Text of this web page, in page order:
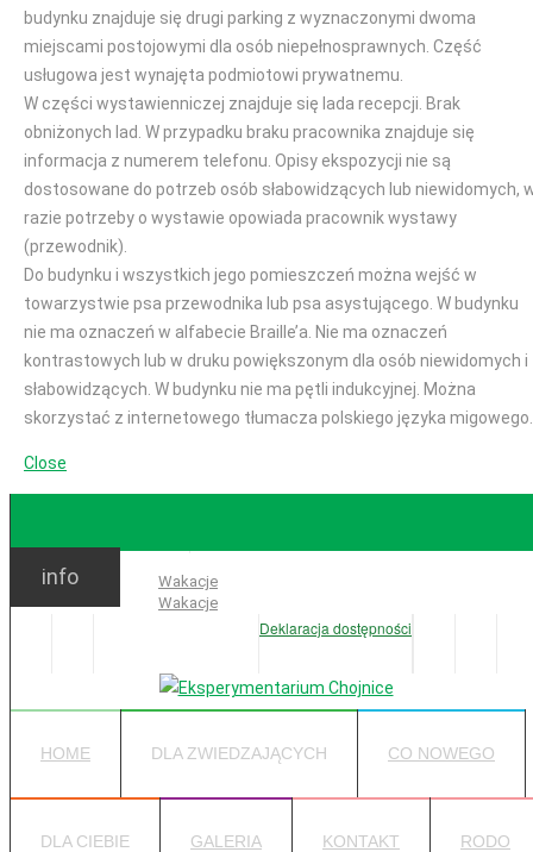
budynku znajduje się drugi parking z wyznaczonymi dwoma
miejscami postojowymi dla osób niepełnosprawnych. Część
usługowa jest wynajęta podmiotowi prywatnemu.
W części wystawienniczej znajduje się lada recepcji. Brak
obniżonych lad. W przypadku braku pracownika znajduje się
informacja z numerem telefonu. Opisy ekspozycji nie są
dostosowane do potrzeb osób słabowidzących lub niewidomych,
razie potrzeby o wystawie opowiada pracownik wystawy
(przewodnik).
Do budynku i wszystkich jego pomieszczeń można wejść w
towarzystwie psa przewodnika lub psa asystującego. W budynku
nie ma oznaczeń w alfabecie Braille’a. Nie ma oznaczeń
kontrastowych lub w druku powiększonym dla osób niewidomych i
słabowidzących. W budynku nie ma pętli indukcyjnej. Można
skorzystać z internetowego tłumacza polskiego języka migowego.
Close
Ważne:
Wakacje
Wakacje
Deklaracja dostępności
info
HOME DLA ZWIEDZAJĄCYCH CO NOWEGO
DLA CIEBIE GALERIA KONTAKT RODO